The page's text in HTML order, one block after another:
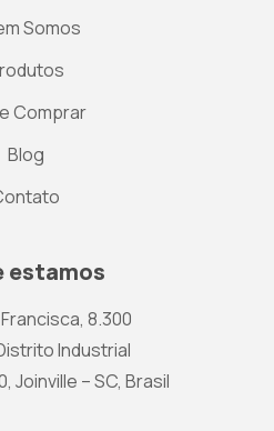
Somos
Comprar
Blog
estamos
8.300
Industrial
Joinville – SC, Brasil